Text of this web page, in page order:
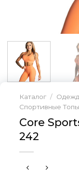
Каталог /
Спортивные
Core
242